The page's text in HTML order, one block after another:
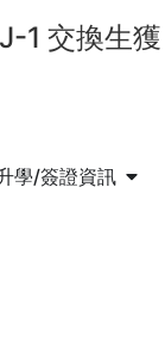
1 交換生
學/簽證資訊